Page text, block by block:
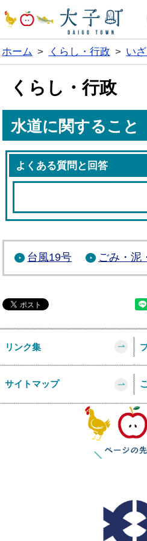
ホーム > くらし・行政 > い
くらし・行政
水道に関すること
よくある質問と回答
台風19号 ごみ・泥
リンク集
サイトマップ